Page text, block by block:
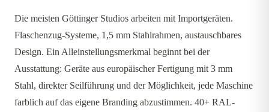
Die meisten Göttinger Studios arbeiten mit Importgeräten.
Flaschenzug-Systeme, 1,5 mm Stahlrahmen, austauschbares
Design. Ein Alleinstellungsmerkmal beginnt bei der
Ausstattung: Geräte aus europäischer Fertigung mit 3 mm
Stahl, direkter Seilführung und der Möglichkeit, jede Maschine
farblich auf das eigene Branding abzustimmen. 40+ RAL-